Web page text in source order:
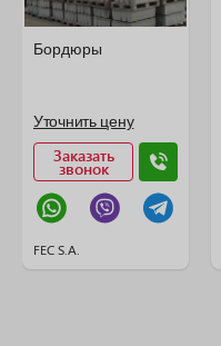
Бордюры
Уточнить цену
Заказать
звонок
FEC S.A.